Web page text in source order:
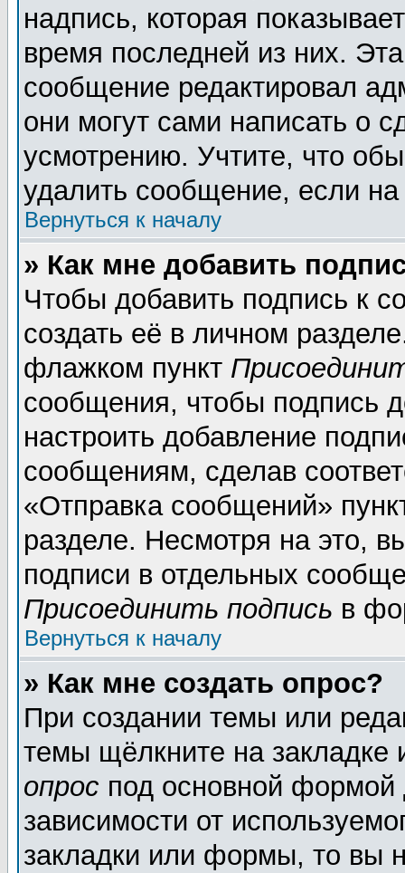
надпись, которая
время последней из них.
сообщение редактировал
они могут сами написать о
усмотрению. Учтите, что
удалить сообщение, если на
Вернуться к началу
» Как мне добавить
Чтобы добавить подпись к
создать её в личном
флажком пункт
сообщения, чтобы подпись
настроить добавление
сообщениям, сделав
«Отправка сообщений»
разделе. Несмотря на это,
подписи в отдельных
Присоединить подпись в
Вернуться к началу
» Как мне создать опрос?
При создании темы или
темы щёлкните на
опрос под основной
зависимости от
закладки или формы, то вы